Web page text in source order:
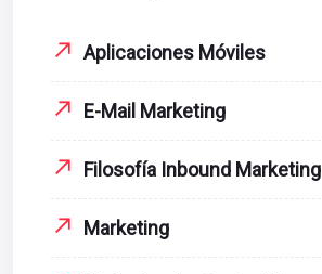
Aplicaciones Móviles
E-Mail Marketing
Filosofía Inbound Marketing
Marketing